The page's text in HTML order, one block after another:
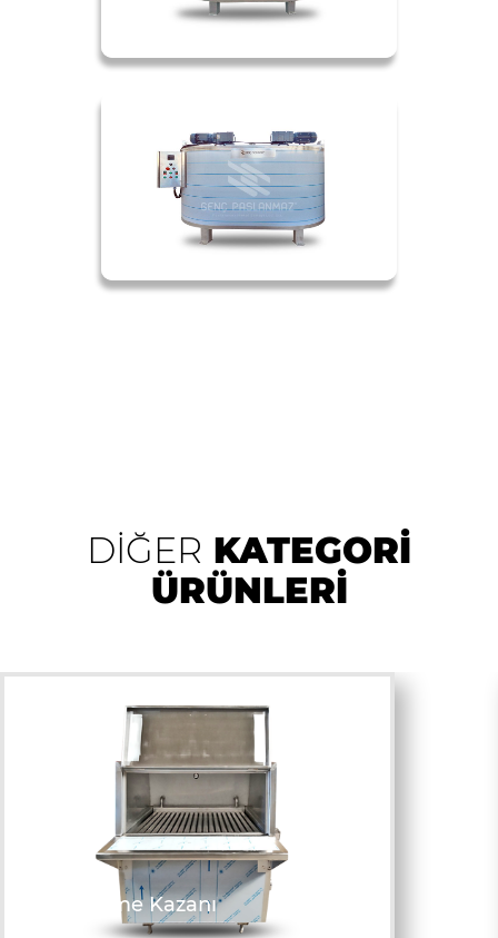
DİĞER KATEGORİ
ÜRÜNLERİ
Yağ Eritme Kazanı